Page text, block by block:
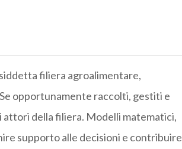
filiera agroalimentare,
opportunamente raccolti, gestiti e
della filiera. Modelli matematici,
supporto alle decisioni e contribuire